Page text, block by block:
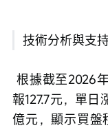
技術分析與支
報127.7元，單日
億元，顯示買盤